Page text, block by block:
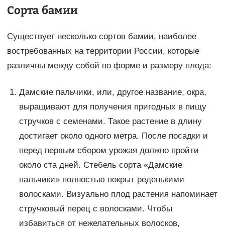
Сорта бамии
Существует несколько сортов бамии, наиболее
востребованных на территории России, которые
различны между собой по форме и размеру плода:
Дамские пальчики, или, другое название, окра,
выращивают для получения пригодных в пищу
стручков с семенами. Такое растение в длину
достигает около одного метра. После посадки и
перед первым сбором урожая должно пройти
около ста дней. Стебель сорта «Дамские
пальчики» полностью покрыт реденькими
волосками. Визуально плод растения напоминает
стручковый перец с волосками. Чтобы
избавиться от нежелательных волосков,